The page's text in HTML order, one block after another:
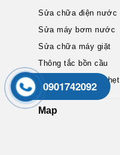
Sửa chữa điện nước
Sửa máy bơm nước
Sửa chữa máy giặt
Thông tắc bồn cầu
Thông tắc cống nghẹt
Map
0901742092